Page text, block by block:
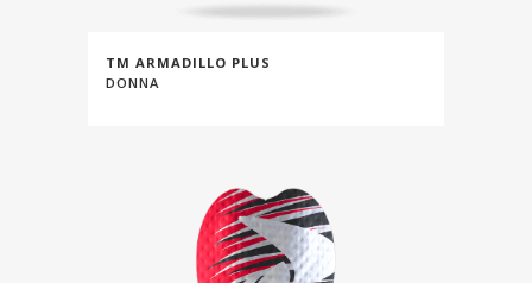
TM ARMADILLO PLUS
DONNA